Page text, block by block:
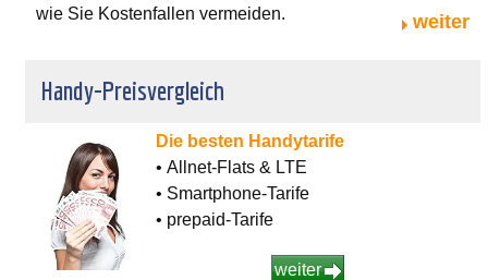
wie Sie Kostenfallen vermeiden.
weiter
Handy-Preisvergleich
Die besten Handytarife
• Allnet-Flats & LTE
• Smartphone-Tarife
• prepaid-Tarife
weiter